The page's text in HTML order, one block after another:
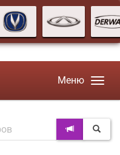
Меню